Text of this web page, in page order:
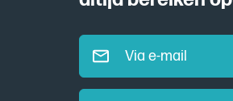
Via e-mail